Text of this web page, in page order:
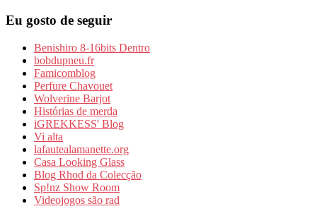
Eu gosto de seguir
Benishiro 8-16bits Dentro
bobdupneu.fr
Famicomblog
Perfure Chavouet
Wolverine Barjot
Histórias de merda
iGREKKESS' Blog
Vi alta
lafautealamanette.org
Casa Looking Glass
Blog Rhod da Colecção
Sp!nz Show Room
Videojogos são rad